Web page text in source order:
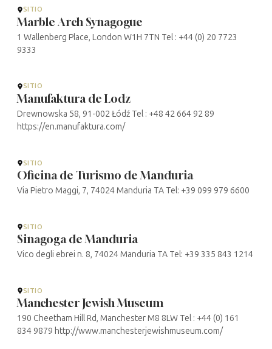
SITIO
Marble Arch Synagogue
1 Wallenberg Place, London W1H 7TN Tel : +44 (0) 20 7723
9333
SITIO
Manufaktura de Lodz
Drewnowska 58, 91-002 Łódź Tel : +48 42 664 92 89
https://en.manufaktura.com/
SITIO
Oficina de Turismo de Manduria
Via Pietro Maggi, 7, 74024 Manduria TA Tel: +39 099 979 6600
SITIO
Sinagoga de Manduria
Vico degli ebrei n. 8, 74024 Manduria TA Tel: +39 335 843 1214
SITIO
Manchester Jewish Museum
190 Cheetham Hill Rd, Manchester M8 8LW Tel : +44 (0) 161
834 9879 http://www.manchesterjewishmuseum.com/